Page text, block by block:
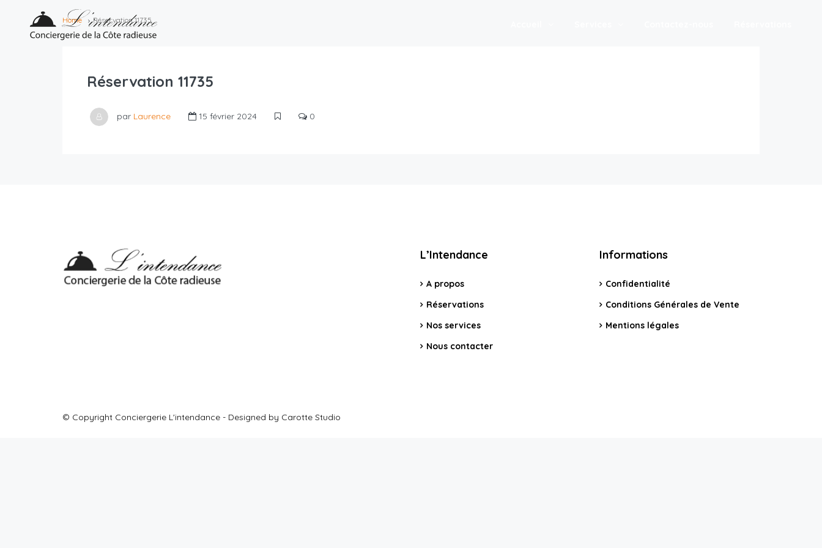
Home Réservation 11735
Réservation 11735
par Laurence 15 février 2024 0
L’Intendance
A propos
Réservations
Nos services
Nous contacter
Informations
Confidentialité
Conditions Générales de Vente
Mentions légales
© Copyright Conciergerie L'intendance - Designed by Carotte Studio